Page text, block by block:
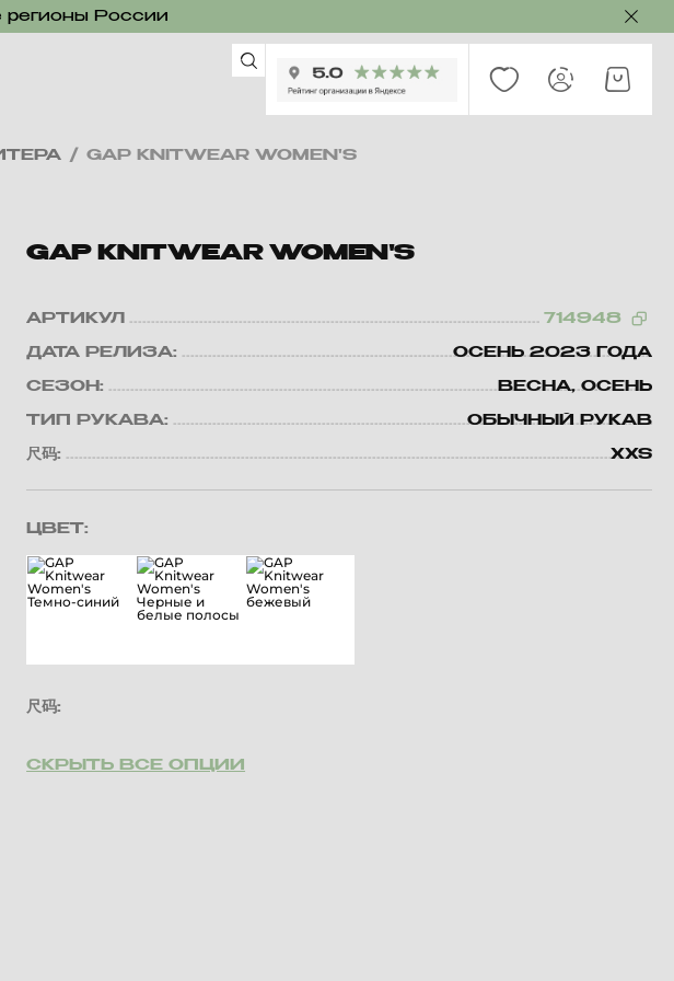
регионы России
/ GAP KNITWEAR WOMEN'S
GAP KNITWEAR WOMEN'S
АРТИКУЛ 714948
ДАТА РЕЛИЗА: ОСЕНЬ 2023 ГОДА
СЕЗОН: ВЕСНА, ОСЕНЬ
ТИП РУКАВА: ОБЫЧНЫЙ РУКАВ
尺码: XXS
ЦВЕТ:
尺码:
СКРЫТЬ ВСЕ ОПЦИИ